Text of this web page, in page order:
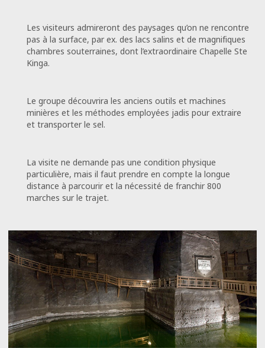
Les visiteurs admireront des paysages qu’on ne rencontre
pas à la surface, par ex. des lacs salins et de magnifiques
chambres souterraines, dont l’extraordinaire Chapelle Ste
Kinga.
Le groupe découvrira les anciens outils et machines
minières et les méthodes employées jadis pour extraire
et transporter le sel.
La visite ne demande pas une condition physique
particulière, mais il faut prendre en compte la longue
distance à parcourir et la nécessité de franchir 800
marches sur le trajet.